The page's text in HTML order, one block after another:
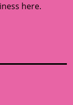
here.